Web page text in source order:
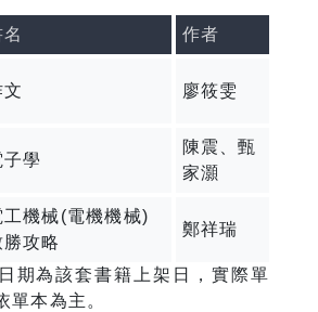
作者
文 廖筱雯
子學
陳震、甄
家灝
工機械(電機機械)
勝攻略
鄭祥瑞
期為該套書籍上架日，實際單
單本為主。